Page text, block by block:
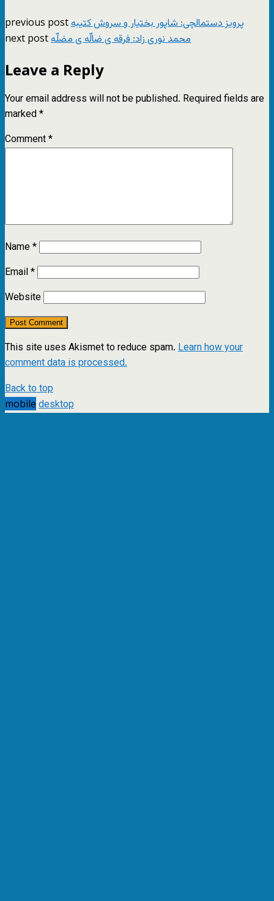
previous postپرویز دستمالچی: شاپور بختیار و سروش کتیبه
next postمحمد نوری زاد: فرقه ی ضالّه ی مضلّه
Leave a Reply
Your email address will not be published. Required fields are
marked*
Comment*
Name*
Email*
Website
This site uses Akismet to reduce spam. Learn how your
comment data is processed.
Back to top
mobile desktop